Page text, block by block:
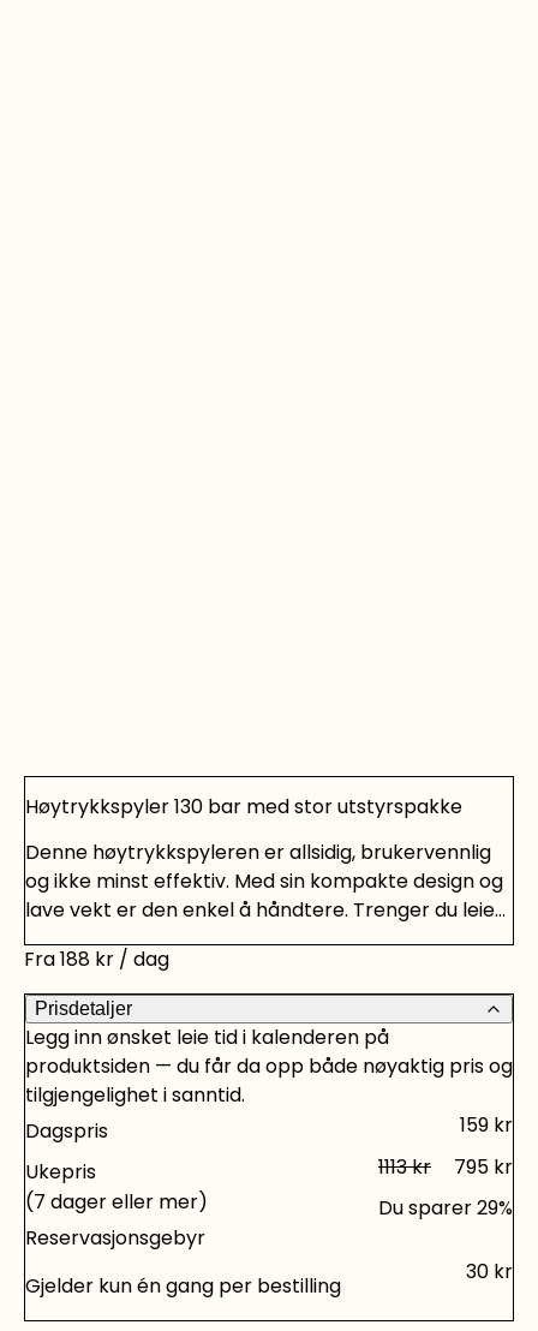
Høytrykkspyler 130 bar med stor utstyrspakke
Denne høytrykkspyleren er allsidig, brukervennlig
og ikke minst effektiv. Med sin kompakte design og
lave vekt er den enkel å håndtere. Trenger du leie
verktøy og maskiner til andre prosjekter? Vi har
verktøyutleie med alt det du trenger til dine
hjemmeprosjekter, både Bosch-verktøy og Ryobi-
verktøy for å nevne noen. Sjekk vårt utvalg. Foto:
www.avaofnorway.com
Fra188 kr / dag
Prisdetaljer
Legg inn ønsket leie tid i kalenderen på
produktsiden — du får da opp både nøyaktig pris og
tilgjengelighet i sanntid.
Dagspris
159 kr
Ukepris
(7 dager eller mer)
1113kr 795 kr
Du sparer29%
Reservasjonsgebyr
Gjelder kun én gang per bestilling
30 kr